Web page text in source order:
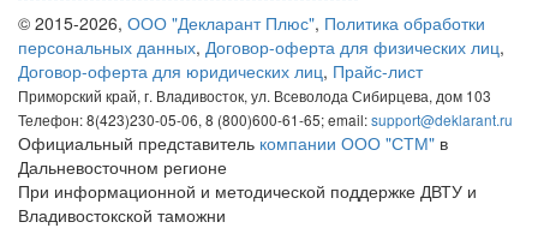
© 2015-2026, ООО "Декларант Плюс", Политика обработки
персональных данных, Договор-оферта для физических лиц,
Договор-оферта для юридических лиц, Прайс-лист
Приморский край, г. Владивосток, ул. Всеволода Сибирцева, дом 103
Телефон: 8(423)230-05-06, 8 (800)600-61-65; email:support@deklarant.ru
Официальный представитель компании ООО "СТМ" в
Дальневосточном регионе
При информационной и методической поддержке ДВТУ и
Владивостокской таможни